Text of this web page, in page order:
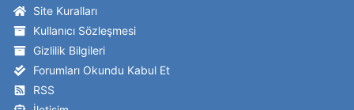
Site Kuralları
Kullanıcı Sözleşmesi
Gizlilik Bilgileri
Forumları Okundu Kabul Et
RSS